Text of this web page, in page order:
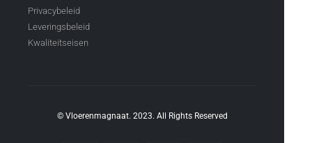
Privacybeleid
Leveringsbeleid
Kwaliteitseisen
© Vloerenmagnaat. 2023. All Rights Reserved